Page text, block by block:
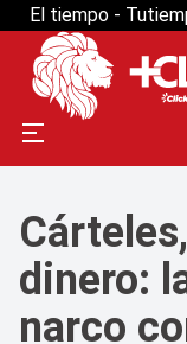
El tiempo -
dinero:
narco